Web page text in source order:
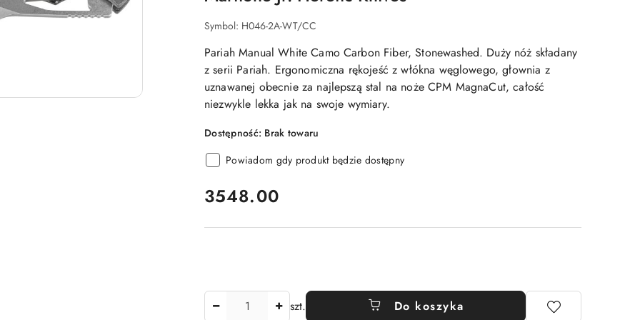
Symbol: H046-2A-WT/CC
Pariah Manual White Camo Carbon Fiber, Stonewashed. Duży nóż składany
z serii Pariah. Ergonomiczna rękojeść z włókna węglowego, głownia z
uznawanej obecnie za najlepszą stal na noże CPM MagnaCut, całość
niezwykle lekka jak na swoje wymiary.
Dostępność: Brak towaru
Powiadom gdy produkt będzie dostępny
cena:
3548.00
szt. Do koszyka